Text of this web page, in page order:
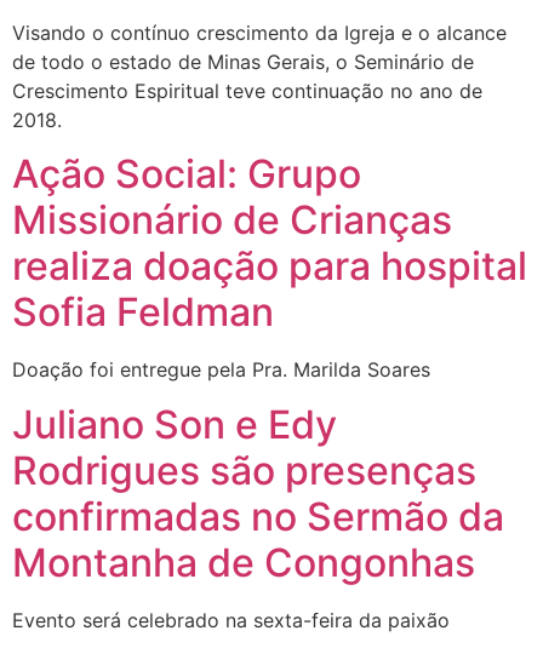
Visando o contínuo crescimento da Igreja e o alcance
de todo o estado de Minas Gerais, o Seminário de
Crescimento Espiritual teve continuação no ano de
2018.
Ação Social: Grupo
Missionário de Crianças
realiza doação para hospital
Sofia Feldman
Doação foi entregue pela Pra. Marilda Soares
Juliano Son e Edy
Rodrigues são presenças
confirmadas no Sermão da
Montanha de Congonhas
Evento será celebrado na sexta-feira da paixão